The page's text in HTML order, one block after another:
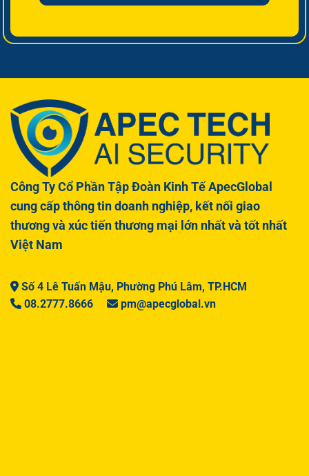
Công Ty Cổ Phần Tập Đoàn Kinh Tế ApecGlobal
cung cấp thông tin doanh nghiệp, kết nối giao
thương và xúc tiến thương mại lớn nhất và tốt nhất
Việt Nam
Số 4 Lê Tuấn Mậu, Phường Phú Lâm, TP.HCM
08.2777.8666
pm@apecglobal.vn